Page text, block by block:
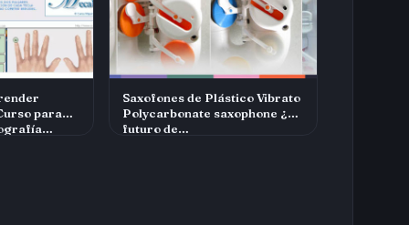
para
Saxofones de Plástico Vibrato
Polycarbonate saxophone ¿el
futuro de…